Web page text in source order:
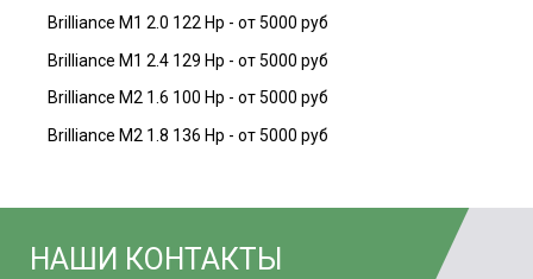
Brilliance М1 2.0 122 Hp - от 5000 руб
Brilliance М1 2.4 129 Hp - от 5000 руб
Brilliance М2 1.6 100 Hp - от 5000 руб
Brilliance М2 1.8 136 Hp - от 5000 руб
НАШИ КОНТАКТЫ